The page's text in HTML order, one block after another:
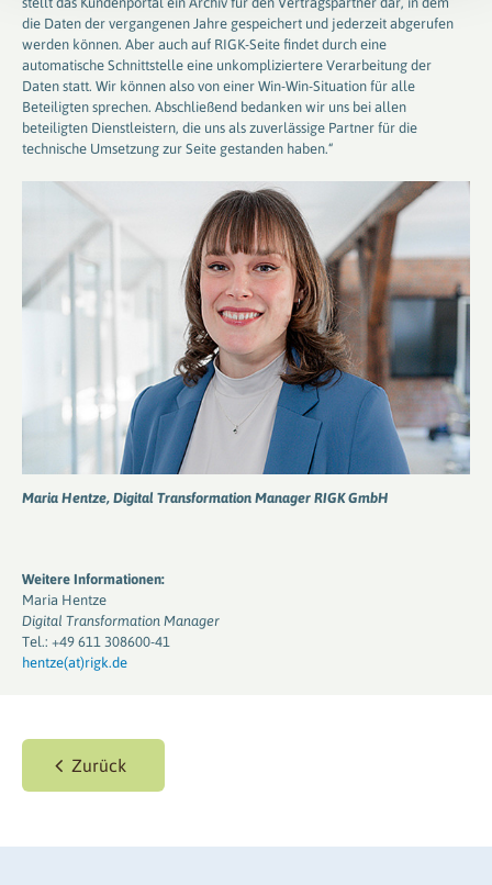
die Daten der vergangenen Jahre gespeichert und jederzeit abgerufen
werden können. Aber auch auf RIGK-Seite findet durch eine
automatische Schnittstelle eine unkompliziertere Verarbeitung der
Daten statt. Wir können also von einer Win-Win-Situation für alle
Beteiligten sprechen. Abschließend bedanken wir uns bei allen
beteiligten Dienstleistern, die uns als zuverlässige Partner für die
technische Umsetzung zur Seite gestanden haben.“
Maria Hentze, Digital Transformation Manager RIGK GmbH
Weitere Informationen:
Maria Hentze
Digital Transformation Manager
Tel.: +49 611 308600-41
hentze(at)rigk.de
Zurück